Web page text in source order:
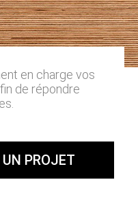
en charge vos
de répondre
PROJET